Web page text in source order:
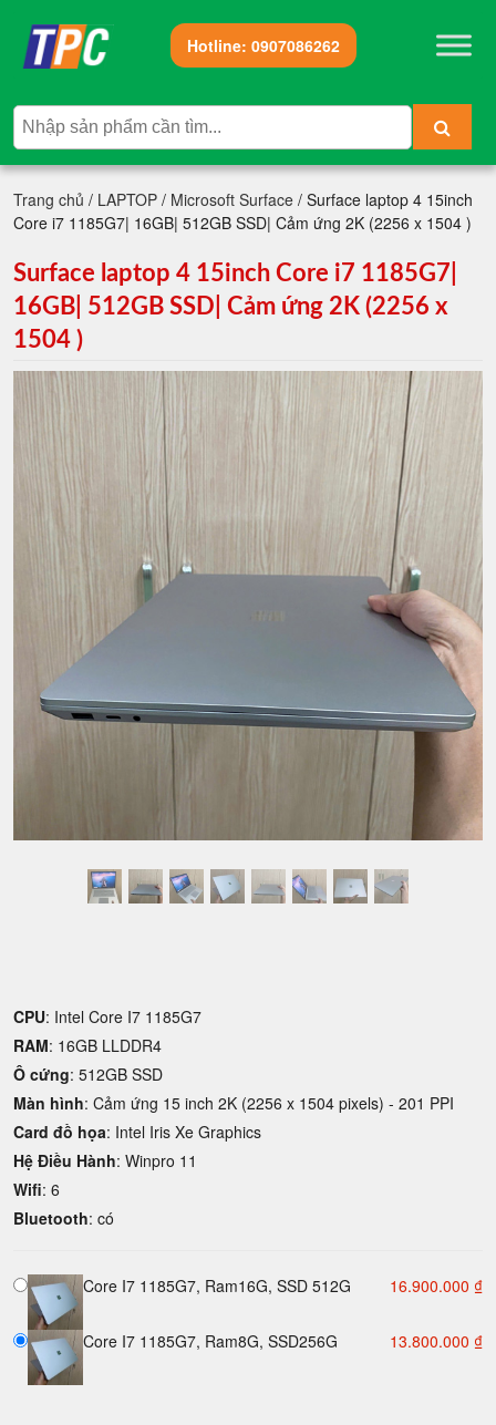
Hotline: 0907086262
Trang chủ / LAPTOP / Microsoft Surface / Surface laptop 4 15inch
Core i7 1185G7| 16GB| 512GB SSD| Cảm ứng 2K (2256 x 1504 )
Surface laptop 4 15inch Core i7 1185G7|
16GB| 512GB SSD| Cảm ứng 2K (2256 x
1504 )
CPU: Intel Core I7 1185G7
RAM: 16GB LLDDR4
Ô cứng: 512GB SSD
Màn hình: Cảm ứng 15 inch 2K (2256 x 1504 pixels) - 201 PPI
Card đồ họa: Intel Iris Xe Graphics
Hệ Điều Hành: Winpro 11
Wifi: 6
Bluetooth: có
Core I7 1185G7, Ram16G, SSD 512G 16.900.000 ₫
Core I7 1185G7, Ram8G, SSD256G 13.800.000 ₫